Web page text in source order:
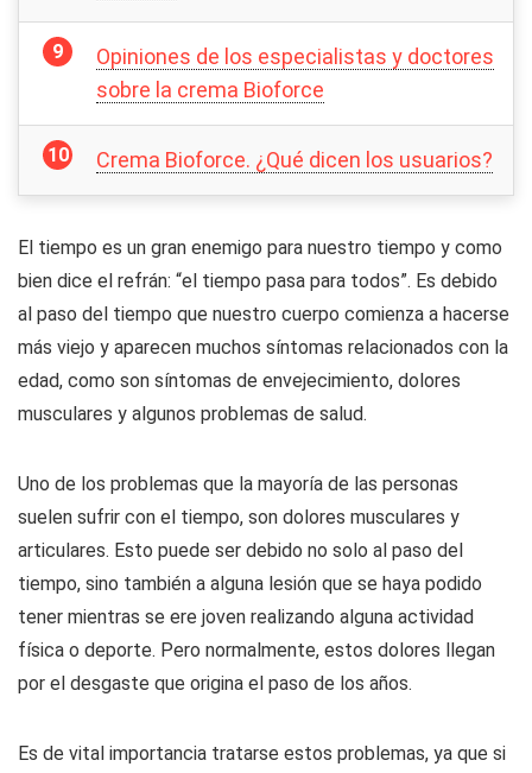
Opiniones de los especialistas y doctores
sobre la crema Bioforce
Crema Bioforce. ¿Qué dicen los usuarios?
El tiempo es un gran enemigo para nuestro tiempo y como
bien dice el refrán: “el tiempo pasa para todos”. Es debido
al paso del tiempo que nuestro cuerpo comienza a hacerse
más viejo y aparecen muchos síntomas relacionados con la
edad, como son síntomas de envejecimiento, dolores
musculares y algunos problemas de salud.
Uno de los problemas que la mayoría de las personas
suelen sufrir con el tiempo, son dolores musculares y
articulares. Esto puede ser debido no solo al paso del
tiempo, sino también a alguna lesión que se haya podido
tener mientras se ere joven realizando alguna actividad
física o deporte. Pero normalmente, estos dolores llegan
por el desgaste que origina el paso de los años.
Es de vital importancia tratarse estos problemas, ya que si